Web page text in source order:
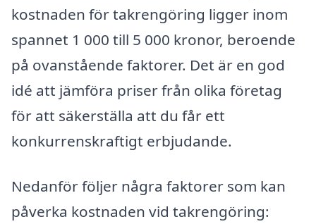
kostnaden för takrengöring ligger inom
spannet 1 000 till 5 000 kronor, beroende
på ovanstående faktorer. Det är en god
idé att jämföra priser från olika företag
för att säkerställa att du får ett
konkurrenskraftigt erbjudande.
Nedanför följer några faktorer som kan
påverka kostnaden vid takrengöring: